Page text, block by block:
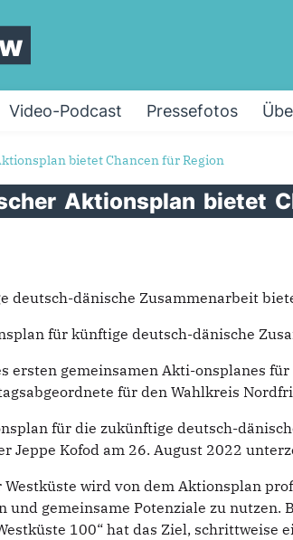
Video-Podcast Pressefotos
bietet Chancen für Region
Aktionsplan bietet
deutsch-dänische Zusammenarbeit
für künftige deutsch-dänische
ersten gemeinsamen Akti-onsplanes
für den Wahlkreis
für die zukünftige deutsch-
Jeppe Kofod am 26. August 2022
Westküste wird von dem Aktionsplan
und gemeinsame Potenziale zu
100“ hat das Ziel,